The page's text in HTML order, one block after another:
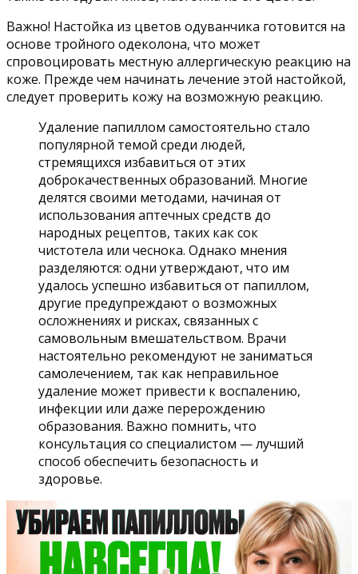
Важно! Настойка из цветов одуванчика готовится на
основе тройного одеколона, что может
спровоцировать местную аллергическую реакцию на
коже. Прежде чем начинать лечение этой настойкой,
следует проверить кожу на возможную реакцию.
Удаление папиллом самостоятельно стало
популярной темой среди людей,
стремящихся избавиться от этих
доброкачественных образований. Многие
делятся своими методами, начиная от
использования аптечных средств до
народных рецептов, таких как сок
чистотела или чеснока. Однако мнения
разделяются: одни утверждают, что им
удалось успешно избавиться от папиллом,
другие предупреждают о возможных
осложнениях и рисках, связанных с
самовольным вмешательством. Врачи
настоятельно рекомендуют не заниматься
самолечением, так как неправильное
удаление может привести к воспалению,
инфекции или даже перерождению
образования. Важно помнить, что
консультация со специалистом — лучший
способ обеспечить безопасность и
здоровье.